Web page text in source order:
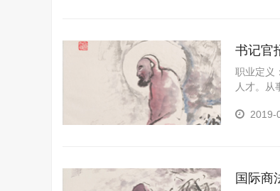
书记官
职业定义
人才。从
2019-
国际商